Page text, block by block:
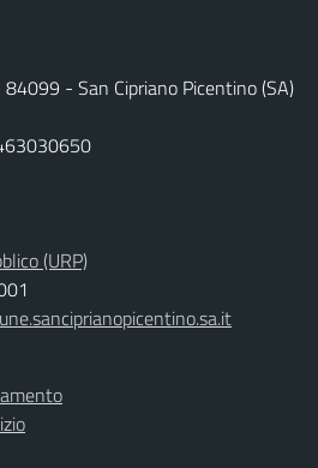
- San Cipriano Picentino (SA)
(URP)